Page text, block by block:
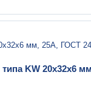
KW 20х32х6